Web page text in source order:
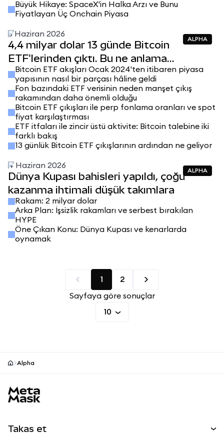
Büyük Hikaye: SpaceX'in Halka Arzı ve Bunu
Fiyatlayan Üç Onchain Piyasa
ALPHA
5 Haziran 2026
4,4 milyar dolar 13 günde Bitcoin
ETF'lerinden çıktı. Bu ne anlama
geliyor?
Bitcoin ETF akışları Ocak 2024'ten itibaren piyasa
yapısının nasıl bir parçası hâline geldi
Fon bazındaki ETF verisinin neden manşet çıkış
rakamından daha önemli olduğu
Bitcoin ETF çıkışları ile perp fonlama oranları ve spot
fiyat karşılaştırması
ETF itfaları ile zincir üstü aktivite: Bitcoin talebine iki
farklı bakış
13 günlük Bitcoin ETF çıkışlarının ardından ne geliyor
ALPHA
4 Haziran 2026
Dünya Kupası bahisleri yapıldı, çoğu
kazanma ihtimali düşük takımlara
Rakam: 2 milyar dolar
Arka Plan: İşsizlik rakamları ve serbest bırakılan
HYPE
Öne Çıkan Konu: Dünya Kupası ve kenarlarda
oynamak
1 2
Sayfaya göre sonuçlar
10
Alpha
Takas et